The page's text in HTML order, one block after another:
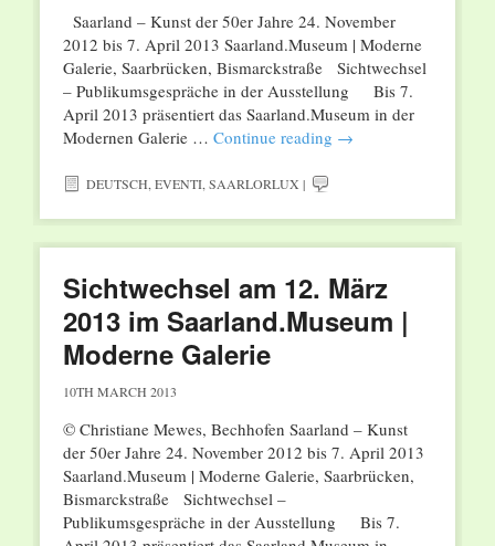
Saarland – Kunst der 50er Jahre 24. November
2012 bis 7. April 2013 Saarland.Museum | Moderne
Galerie, Saarbrücken, Bismarckstraße Sichtwechsel
– Publikumsgespräche in der Ausstellung Bis 7.
April 2013 präsentiert das Saarland.Museum in der
Modernen Galerie … Continue reading →
DEUTSCH EVENTI, SAARLORLUX |
Sichtwechsel am 12. März
2013 im Saarland.Museum |
Moderne Galerie
10TH MARCH 2013
© Christiane Mewes, Bechhofen Saarland – Kunst
der 50er Jahre 24. November 2012 bis 7. April 2013
Saarland.Museum | Moderne Galerie, Saarbrücken,
Bismarckstraße Sichtwechsel –
Publikumsgespräche in der Ausstellung Bis 7.